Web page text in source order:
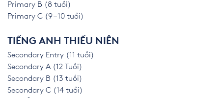
Primary B (8 tuổi)
Primary C (9 – 10 tuổi)
TIẾNG ANH THIẾU NIÊN
Secondary Entry (11 tuổi)
Secondary A (12 Tuổi)
Secondary B (13 tuổi)
Secondary C (14 tuổi)